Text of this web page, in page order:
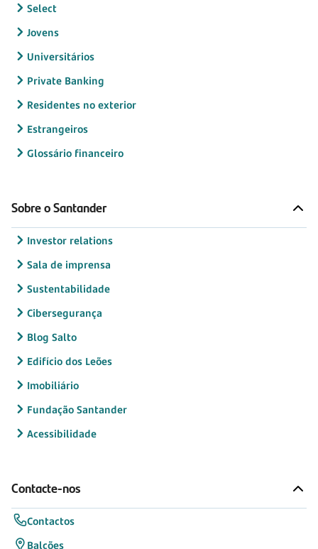
Select
Jovens
Universitários
Private Banking
Residentes no exterior
Estrangeiros
Glossário financeiro
Sobre o Santander
Investor relations
Sala de imprensa
Sustentabilidade
Cibersegurança
Blog Salto
Edifício dos Leões
Imobiliário
Fundação Santander
Acessibilidade
Contacte-nos
Contactos
Balcões